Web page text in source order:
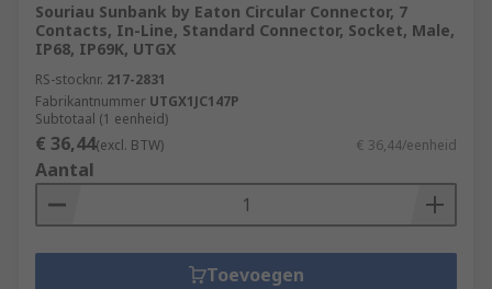
Souriau Sunbank by Eaton Circular Connector, 7
Contacts, In-Line, Standard Connector, Socket, Male,
IP68, IP69K, UTGX
RS-stocknr. 217-2831
Fabrikantnummer UTGX1JC147P
Subtotaal (1 eenheid)
€ 36,44(excl. BTW) € 36,44/eenheid
Aantal
Toevoegen